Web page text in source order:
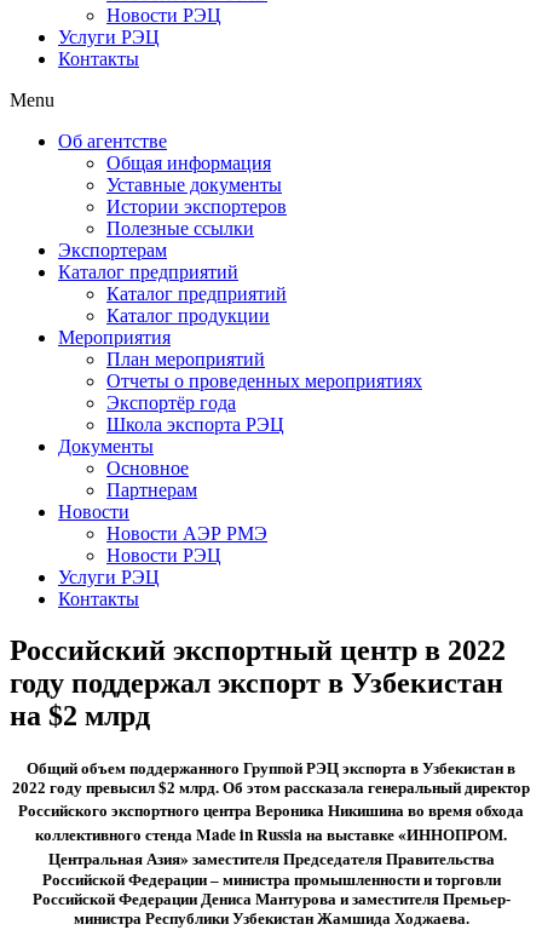
Новости РЭЦ
Услуги РЭЦ
Контакты
Menu
Об агентстве
Общая информация
Уставные документы
Истории экспортеров
Полезные ссылки
Экспортерам
Каталог предприятий
Каталог предприятий
Каталог продукции
Мероприятия
План мероприятий
Отчеты о проведенных мероприятиях
Экспортёр года
Школа экспорта РЭЦ
Документы
Основное
Партнерам
Новости
Новости АЭР РМЭ
Новости РЭЦ
Услуги РЭЦ
Контакты
Российский экспортный центр в 2022
году поддержал экспорт в Узбекистан
на $2 млрд
Общий объем поддержанного Группой РЭЦ экспорта в Узбекистан в
2022 году превысил $2 млрд. Об этом рассказала генеральный директор
Российского экспортного центра Вероника Никишина во время обхода
коллективного стенда Made in Russia на выставке «ИННОПРОМ.
Центральная Азия» заместителя Председателя Правительства
Российской Федерации – министра промышленности и торговли
Российской Федерации Дениса Мантурова и заместителя Премьер-
министра Республики Узбекистан Жамшида Ходжаева.